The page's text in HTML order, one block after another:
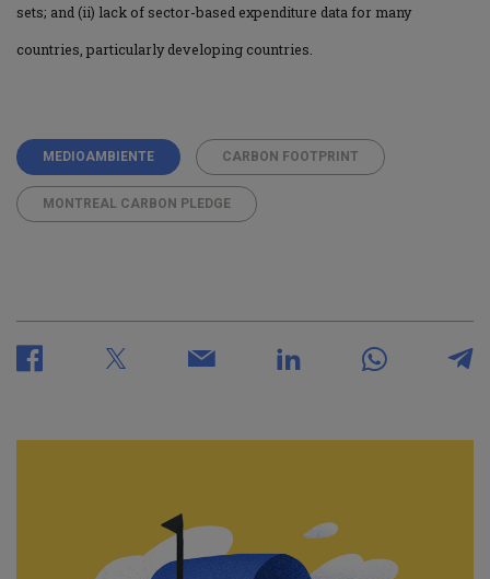
sets; and (ii) lack of sector-based expenditure data for many
countries, particularly developing countries.
MEDIOAMBIENTE CARBON FOOTPRINT
MONTREAL CARBON PLEDGE